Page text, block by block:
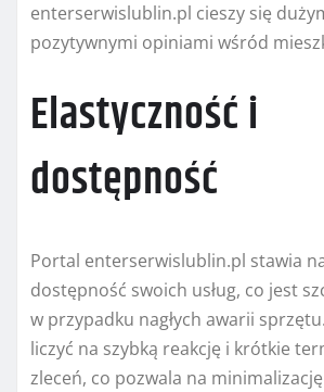
enterserwislublin.pl cieszy się
pozytywnymi opiniami wśród
Elastyczność i
dostępność
Portal enterserwislublin.pl stawia
dostępność swoich usług, co jest
w przypadku nagłych awarii
liczyć na szybką reakcję i krótkie
zleceń, co pozwala na